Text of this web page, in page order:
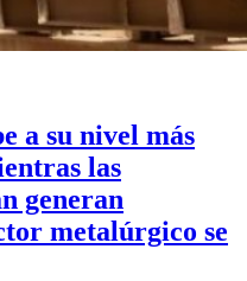
a su nivel más
las
generan
metalúrgico se